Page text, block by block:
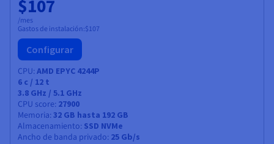
$107
/mes
Gastos de instalación:$107
Configurar
CPU AMD EPYC 4244P
6 c / 12 t
3.8 GHz / 5.1 GHz
CPU score 27900
Memoria 32 GB hasta 192 GB
Almacenamiento SSD NVMe
Ancho de banda privado 25 Gb/s